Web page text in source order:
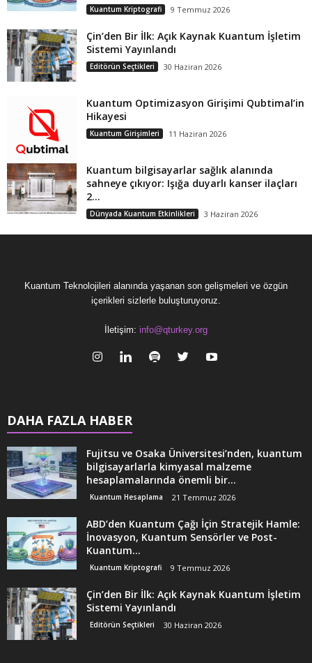
Kuantum Kriptografi 9 Temmuz 2026
Çin’den Bir İlk: Açık Kaynak Kuantum İşletim
Sistemi Yayınlandı
Editörün Seçtikleri 30 Haziran 2026
Kuantum Optimizasyon Girişimi Qubtimal’in
Hikayesi
Kuantum Girişimleri 11 Haziran 2026
Kuantum bilgisayarlar sağlık alanında
sahneye çıkıyor: Işığa duyarlı kanser ilaçları
2...
Dünyada Kuantum Etkinlikleri 3 Haziran 2026
Kuantum Teknolojileri alanında yaşanan son gelişmeleri ve özgün
içerikleri sizlerle buluşturuyoruz.
İletişim: info@qturkey.org
DAHA FAZLA HABER
Fujitsu ve Osaka Üniversitesi’nden, kuantum
bilgisayarlarla kimyasal malzeme
hesaplamalarında önemli bir...
Kuantum Hesaplama 21 Temmuz 2026
ABD’den Kuantum Çağı İçin Stratejik Hamle:
İnovasyon, Kuantum Sensörler ve Post-
Kuantum...
Kuantum Kriptografi 9 Temmuz 2026
Çin’den Bir İlk: Açık Kaynak Kuantum İşletim
Sistemi Yayınlandı
Editörün Seçtikleri 30 Haziran 2026